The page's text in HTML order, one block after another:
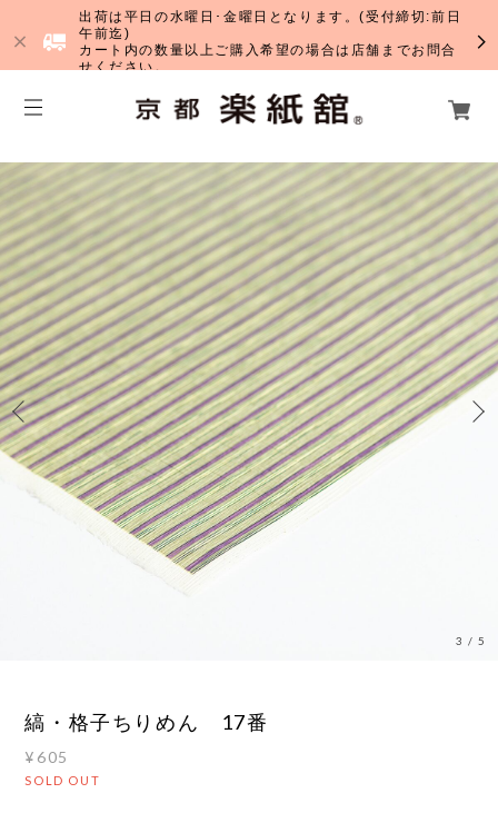
出荷は平日の水曜日･金曜日となります。(受付締切:前日
午前迄)
カート内の数量以上ご購入希望の場合は店舗までお問合
せください。
3 /5
縞・格子ちりめん 17番
¥605
SOLD OUT